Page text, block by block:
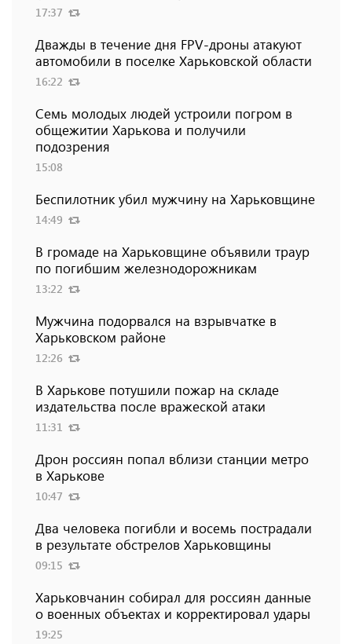
17:37
Дважды в течение дня FPV-дроны атакуют
автомобили в поселке Харьковской области
16:22
Семь молодых людей устроили погром в
общежитии Харькова и получили
подозрения
15:08
Беспилотник убил мужчину на Харьковщине
14:49
В громаде на Харьковщине объявили траур
по погибшим железнодорожникам
13:22
Мужчина подорвался на взрывчатке в
Харьковском районе
12:26
В Харькове потушили пожар на складе
издательства после вражеской атаки
11:31
Дрон россиян попал вблизи станции метро
в Харькове
10:47
Два человека погибли и восемь пострадали
в результате обстрелов Харьковщины
09:15
Харьковчанин собирал для россиян данные
о военных объектах и ​​корректировал удары
19:25